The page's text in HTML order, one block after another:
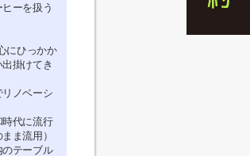
ーを扱う
にひっかか
掛けてき
ノベーシ
代に流行
ま流用）
テーブル